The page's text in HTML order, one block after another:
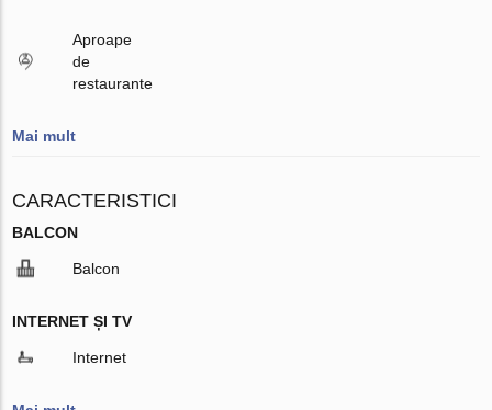
Aproape
de
restaurante
Mai mult
CARACTERISTICI
BALCON
Balcon
INTERNET ȘI TV
Internet